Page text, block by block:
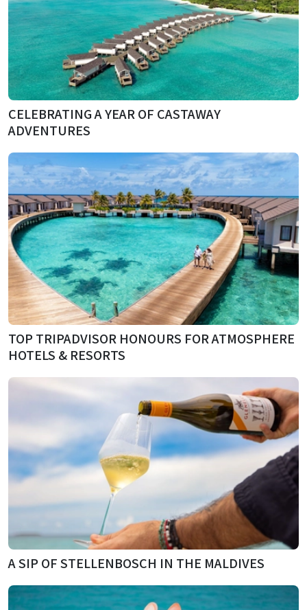
CELEBRATING A YEAR OF CASTAWAY
ADVENTURES
TOP TRIPADVISOR HONOURS FOR ATMOSPHERE
HOTELS & RESORTS
A SIP OF STELLENBOSCH IN THE MALDIVES